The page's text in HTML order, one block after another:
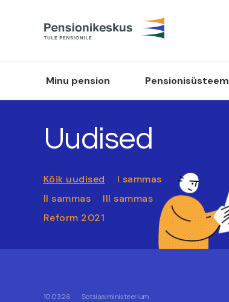
Minu pension Pensionisüsteem
Uudised
Kõik uudised
I sammas
II sammas
III sammas
Reform 2021
10.03.26 Sotsiaalministeerium